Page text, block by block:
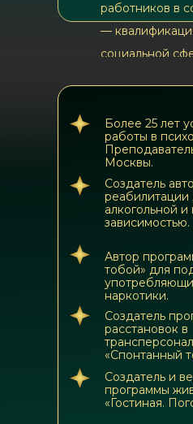
работников в
—
социальной
Создатель и
программы
«Гостиная.
Создатель
расстановок в
«Спонтанный
Автор
тобой» для
наркотики.
Создатель
алкогольной
зависимостью.
Более 25 лет
работы в
Москвы.